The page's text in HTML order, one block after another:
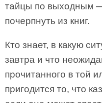
тайцы по выходным
почерпнуть из книг.
Кто знает, в какую
завтра и что
прочитанного в той
пригодится то, что